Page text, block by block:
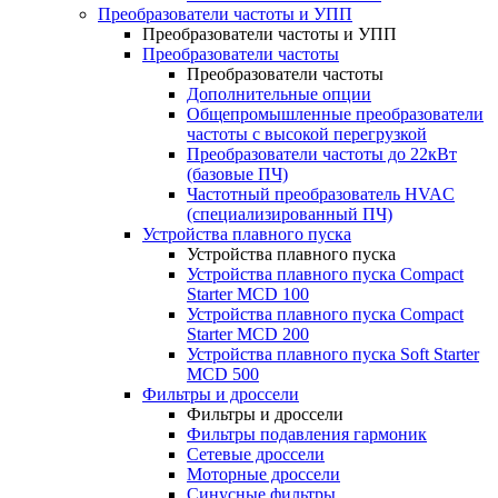
Преобразователи частоты и УПП
Преобразователи частоты и УПП
Преобразователи частоты
Преобразователи частоты
Дополнительные опции
Общепромышленные преобразователи
частоты с высокой перегрузкой
Преобразователи частоты до 22кВт
(базовые ПЧ)
Частотный преобразователь HVAC
(специализированный ПЧ)
Устройства плавного пуска
Устройства плавного пуска
Устройства плавного пуска Compact
Starter MCD 100
Устройства плавного пуска Compact
Starter MCD 200
Устройства плавного пуска Soft Starter
MCD 500
Фильтры и дроссели
Фильтры и дроссели
Фильтры подавления гармоник
Сетевые дроссели
Моторные дроссели
Синусные фильтры